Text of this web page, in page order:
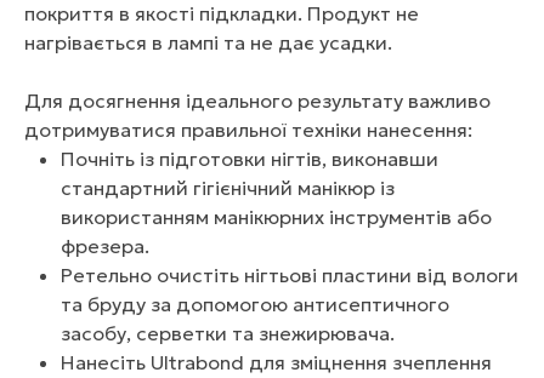
покриття в якості підкладки. Продукт не
нагрівається в лампі та не дає усадки.
Для досягнення ідеального результату важливо
дотримуватися правильної техніки нанесення:
Почніть із підготовки нігтів, виконавши
стандартний гігієнічний манікюр із
використанням манікюрних інструментів або
фрезера.
Ретельно очистіть нігтьові пластини від вологи
та бруду за допомогою антисептичного
засобу, серветки та знежирювача.
Нанесіть Ultrabond для зміцнення зчеплення